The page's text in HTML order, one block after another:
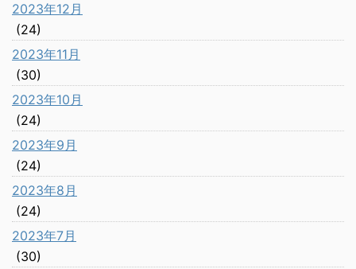
2023年12月
(24)
2023年11月
(30)
2023年10月
(24)
2023年9月
(24)
2023年8月
(24)
2023年7月
(30)